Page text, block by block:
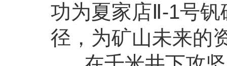
功为夏家店Ⅱ-1号
径，为矿山未来的